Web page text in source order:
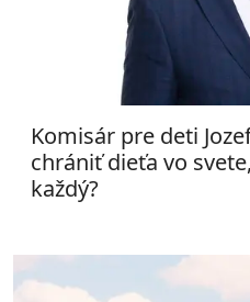
Komisár pre deti
chrániť dieťa vo
každý?